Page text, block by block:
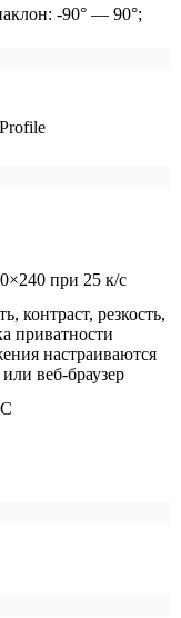
-90° — 90°;
при 25 к/с
контраст, резкость,
приватности
настраиваются
веб-браузер